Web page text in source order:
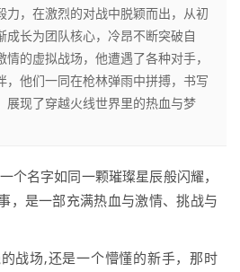
力，在激烈的对战中脱颖而出，从初
成长为团队核心，冷昂不断突破自
的虚拟战场，他遭遇了各种对手，
，他们一同在枪林弹雨中拼搏，书写
展现了穿越火线世界里的热血与梦
个名字如同一颗璀璨星辰般闪耀，
，是一部充满热血与激情、挑战与
战场,还是一个懵懂的新手，那时